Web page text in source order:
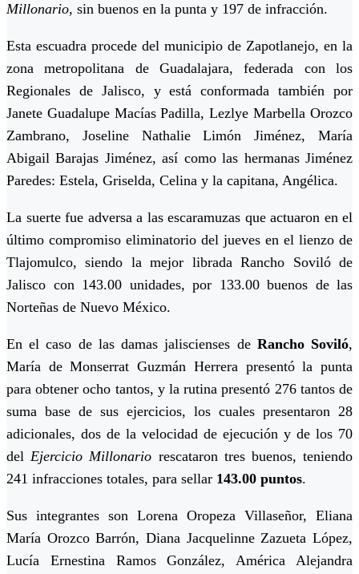
Millonario, sin buenos en la punta y 197 de infracción.
Esta escuadra procede del municipio de Zapotlanejo, en la
zona metropolitana de Guadalajara, federada con los
Regionales de Jalisco, y está conformada también por
Janete Guadalupe Macías Padilla, Lezlye Marbella Orozco
Zambrano, Joseline Nathalie Limón Jiménez, María
Abigail Barajas Jiménez, así como las hermanas Jiménez
Paredes: Estela, Griselda, Celina y la capitana, Angélica.
La suerte fue adversa a las escaramuzas que actuaron en el
último compromiso eliminatorio del jueves en el lienzo de
Tlajomulco, siendo la mejor librada Rancho Soviló de
Jalisco con 143.00 unidades, por 133.00 buenos de las
Norteñas de Nuevo México.
En el caso de las damas jaliscienses de Rancho Soviló,
María de Monserrat Guzmán Herrera presentó la punta
para obtener ocho tantos, y la rutina presentó 276 tantos de
suma base de sus ejercicios, los cuales presentaron 28
adicionales, dos de la velocidad de ejecución y de los 70
delEjercicio Millonario rescataron tres buenos, teniendo
241 infracciones totales, para sellar 143.00 puntos.
Sus integrantes son Lorena Oropeza Villaseñor, Eliana
María Orozco Barrón, Diana Jacquelinne Zazueta López,
Lucía Ernestina Ramos González, América Alejandra